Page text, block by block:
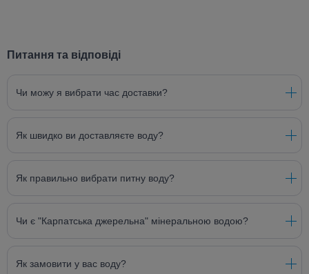
Питання та відповіді
Чи можу я вибрати час доставки?
Як швидко ви доставляєте воду?
Як правильно вибрати питну воду?
Чи є "Карпатська джерельна" мінеральною водою?
Як замовити у вас воду?